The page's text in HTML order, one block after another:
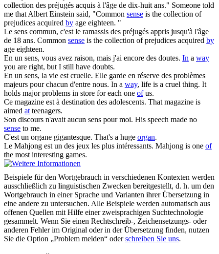
collection des préjugés acquis à l'âge de dix-huit ans." Someone told
me that Albert Einstein said, "Common sense is the collection of
prejudices acquired by age eighteen. "
Le sens commun, c'est le ramassis des préjugés appris jusqu'à l'âge
de 18 ans. Common sense is the collection of prejudices acquired by
age eighteen.
En un sens, vous avez raison, mais j'ai encore des doutes. In a way
you are right, but I still have doubts.
En un sens, la vie est cruelle. Elle garde en réserve des problèmes
majeurs pour chacun d'entre nous. In a way, life is a cruel thing. It
holds major problems in store for each one ofus.
Ce magazine est à destination des adolescents. That magazine is
aimed atteenagers.
Son discours n'avait aucun sens pour moi. His speech made no
sense to me.
C'est un organe gigantesque. That's a huge organ.
Le Mahjong est un des jeux les plus intéressants. Mahjong is one of
the most interesting games.
Beispiele für den Wortgebrauch in verschiedenen Kontexten werden
ausschließlich zu linguistischen Zwecken bereitgestellt, d. h. um den
Wortgebrauch in einer Sprache und Varianten ihrer Übersetzung in
eine andere zu untersuchen. Alle Beispiele werden automatisch aus
offenen Quellen mit Hilfe einer zweisprachigen Suchtechnologie
gesammelt. Wenn Sie einen Rechtschreib-, Zeichensetzungs- oder
anderen Fehler im Original oder in der Übersetzung finden, nutzen
Sie die Option „Problem melden“ oderschreiben Sie uns.